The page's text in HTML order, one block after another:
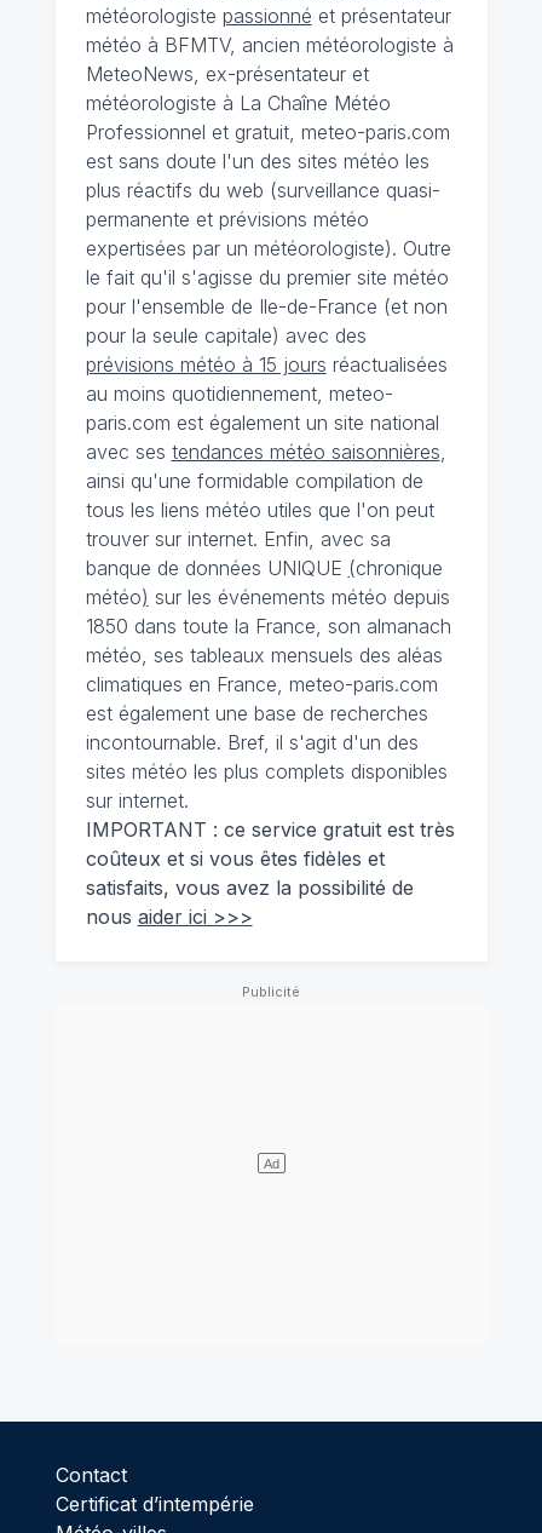
météorologiste passionné et présentateur
météo à BFMTV, ancien météorologiste à
MeteoNews, ex-présentateur et
météorologiste à La Chaîne Météo
Professionnel et gratuit, meteo-paris.com
est sans doute l'un des sites météo les
plus réactifs du web (surveillance quasi-
permanente et prévisions météo
expertisées par un météorologiste). Outre
le fait qu'il s'agisse du premier site météo
pour l'ensemble de Ile-de-France (et non
pour la seule capitale) avec des
prévisions météo à 15 jours réactualisées
au moins quotidiennement, meteo-
paris.com est également un site national
avec ses tendances météo saisonnières,
ainsi qu'une formidable compilation de
tous les liens météo utiles que l'on peut
trouver sur internet. Enfin, avec sa
banque de données UNIQUE (chronique
météo) sur les événements météo depuis
1850 dans toute la France, son almanach
météo, ses tableaux mensuels des aléas
climatiques en France, meteo-paris.com
est également une base de recherches
incontournable. Bref, il s'agit d'un des
sites météo les plus complets disponibles
sur internet.
IMPORTANT : ce service gratuit est très
coûteux et si vous êtes fidèles et
satisfaits, vous avez la possibilité de
nous aider ici >>>
Contact
Certificat d’intempérie